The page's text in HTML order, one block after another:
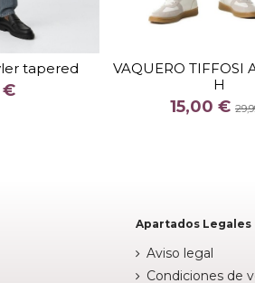
tapered
€
32
VAQUERO TIFFOSI
H
15,00 €
COLOR
AZUL
Apartados Legales
Aviso legal
Condiciones de